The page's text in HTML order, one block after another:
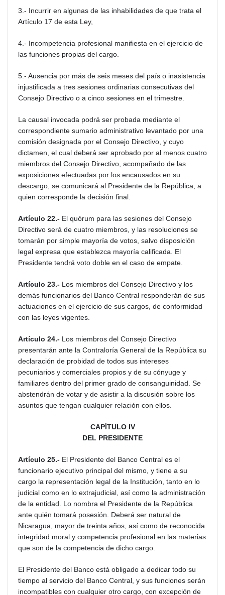
3.- Incurrir en algunas de las inhabilidades de que trata el
Artículo 17 de esta Ley,
4.- Incompetencia profesional manifiesta en el ejercicio de
las funciones propias del cargo.
5.- Ausencia por más de seis meses del país o inasistencia
injustificada a tres sesiones ordinarias consecutivas del
Consejo Directivo o a cinco sesiones en el trimestre.
La causal invocada podrá ser probada mediante el
correspondiente sumario administrativo levantado por una
comisión designada por el Consejo Directivo, y cuyo
dictamen, el cual deberá ser aprobado por al menos cuatro
miembros del Consejo Directivo, acompañado de las
exposiciones efectuadas por los encausados en su
descargo, se comunicará al Presidente de la República, a
quien corresponde la decisión final.
Artículo 22.- El quórum para las sesiones del Consejo
Directivo será de cuatro miembros, y las resoluciones se
tomarán por simple mayoría de votos, salvo disposición
legal expresa que establezca mayoría calificada. El
Presidente tendrá voto doble en el caso de empate.
Artículo 23.- Los miembros del Consejo Directivo y los
demás funcionarios del Banco Central responderán de sus
actuaciones en el ejercicio de sus cargos, de conformidad
con las leyes vigentes.
Artículo 24.- Los miembros del Consejo Directivo
presentarán ante la Contraloría General de la República su
declaración de probidad de todos sus intereses
pecuniarios y comerciales propios y de su cónyuge y
familiares dentro del primer grado de consanguinidad. Se
abstendrán de votar y de asistir a la discusión sobre los
asuntos que tengan cualquier relación con ellos.
CAPÍTULO IV
DEL PRESIDENTE
Artículo 25.- El Presidente del Banco Central es el
funcionario ejecutivo principal del mismo, y tiene a su
cargo la representación legal de la Institución, tanto en lo
judicial como en lo extrajudicial, así como la administración
de la entidad. Lo nombra el Presidente de la República
ante quién tomará posesión. Deberá ser natural de
Nicaragua, mayor de treinta años, así como de reconocida
integridad moral y competencia profesional en las materias
que son de la competencia de dicho cargo.
El Presidente del Banco está obligado a dedicar todo su
tiempo al servicio del Banco Central, y sus funciones serán
incompatibles con cualquier otro cargo, con excepción de